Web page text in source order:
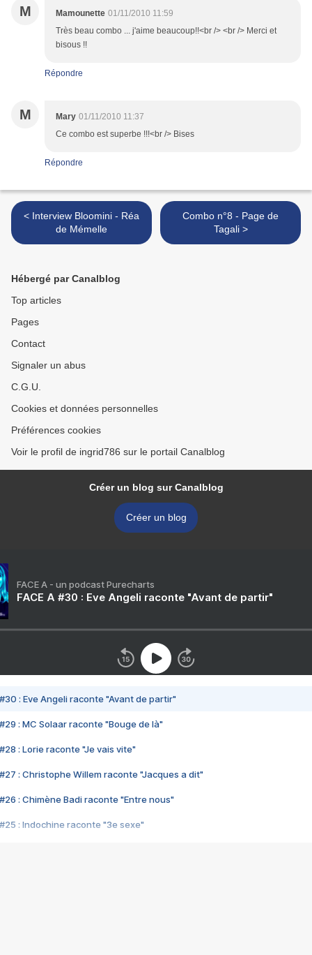
M Mamounette 01/11/2010 11:59
Très beau combo ... j'aime beaucoup!!<br /> <br /> Merci et
bisous !!
Répondre
M Mary 01/11/2010 11:37
Ce combo est superbe !!!<br /> Bises
Répondre
< Interview Bloomini - Réa
de Mémelle
Combo n°8 - Page de
Tagali >
Hébergé par Canalblog
Top articles
Pages
Contact
Signaler un abus
C.G.U.
Cookies et données personnelles
Préférences cookies
Voir le profil de ingrid786 sur le portail Canalblog
Créer un blog sur Canalblog
Créer un blog
FACE A - un podcast Purecharts
FACE A #30 : Eve Angeli raconte "Avant de partir"
#30 : Eve Angeli raconte "Avant de partir"
#29 : MC Solaar raconte "Bouge de là"
#28 : Lorie raconte "Je vais vite"
#27 : Christophe Willem raconte "Jacques a dit"
#26 : Chimène Badi raconte "Entre nous"
#25 : Indochine raconte "3e sexe"